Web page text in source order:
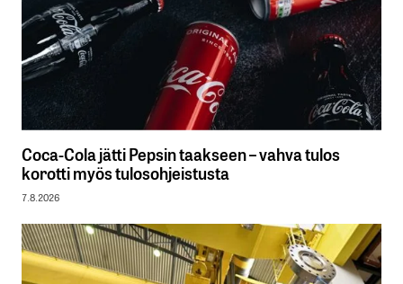
Coca-Cola jätti Pepsin taakseen – vahva tulos
korotti myös tulosohjeistusta
7.8.2026